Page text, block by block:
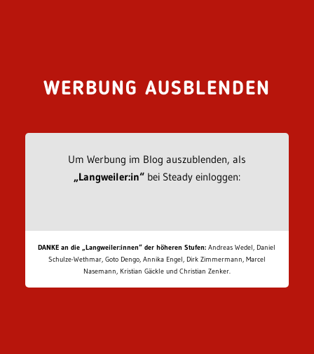
WERBUNG AUSBLENDEN
Um Werbung im Blog auszublenden, als
„Langweiler:in“bei Steady einloggen:
DANKE an die „Langweiler:innen“ der höheren Stufen: Andreas Wedel, Daniel
Schulze-Wethmar, Goto Dengo, Annika Engel, Dirk Zimmermann, Marcel
Nasemann, Kristian Gäckle und Christian Zenker.